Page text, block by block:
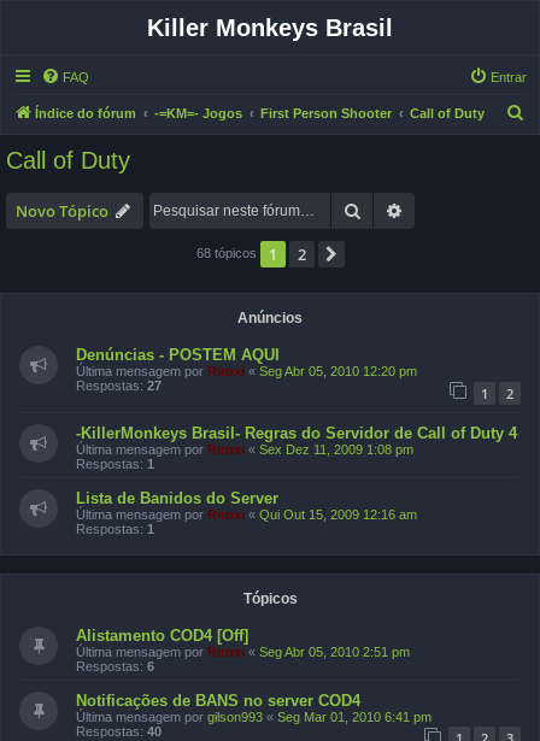
Killer Monkeys Brasil
FAQ Entrar
Índice do fórum -=KM=- Jogos First Person Shooter Call of Duty
Call of Duty
Novo Tópico Pesquisar
68 tópicos 1 2
Anúncios
Denúncias - POSTEM AQUI
Última mensagem por Riroxi « Seg Abr 05, 2010 12:20 pm
Respostas: 27 1 2
-KillerMonkeys Brasil- Regras do Servidor de Call of Duty 4
Última mensagem por Riroxi « Sex Dez 11, 2009 1:08 pm
Respostas: 1
Lista de Banidos do Server
Última mensagem por Riroxi « Qui Out 15, 2009 12:16 am
Respostas: 1
Tópicos
Alistamento COD4 [Off]
Última mensagem por Riroxi « Seg Abr 05, 2010 2:51 pm
Respostas: 6
Notificações de BANS no server COD4
Última mensagem por gilson993 « Seg Mar 01, 2010 6:41 pm
Respostas: 40